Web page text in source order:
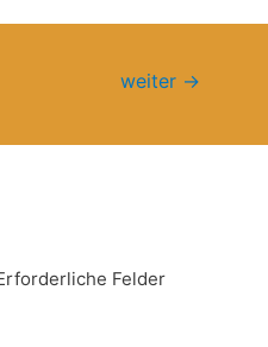
weiter →
Felder